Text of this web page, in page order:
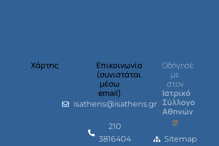
Χάρτης
Επικοινωνία
(συνιστάται
μέσω
email)
isathens@isathens.gr
210
3816404
Οδήγησέ
με
στον
Ιατρικό
Σύλλογο
Αθηνών
Sitemap